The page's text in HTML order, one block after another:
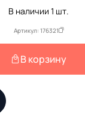
В наличии1 шт.
Артикул: 176321
В корзину